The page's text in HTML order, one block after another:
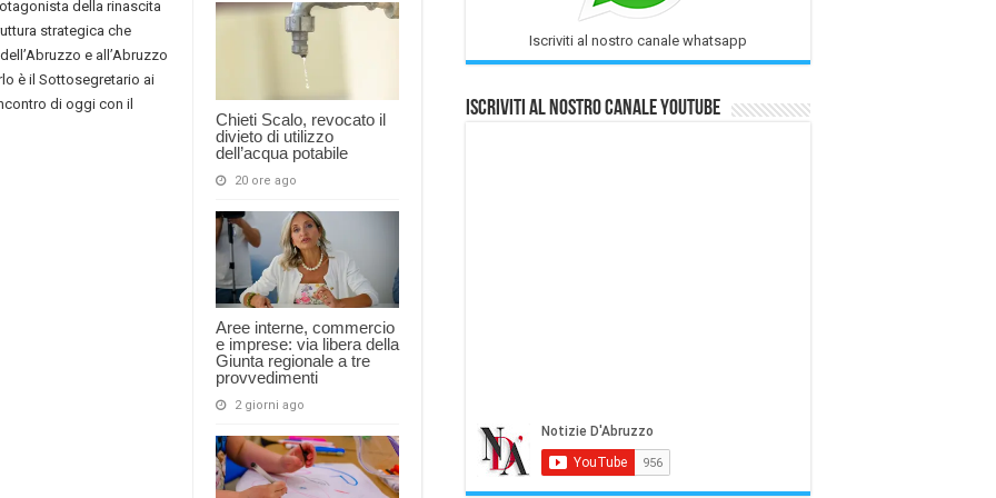
Chieti Scalo, revocato il
divieto di utilizzo
dell’acqua potabile
20 ore ago
Aree interne, commercio
e imprese: via libera della
Giunta regionale a tre
provvedimenti
2 giorni ago
della rinascita
strategica che
e all’Abruzzo
è il Sottosegretario ai
di oggi con il
Iscriviti al nostro canale whatsapp
Iscriviti al nostro Canale Youtube